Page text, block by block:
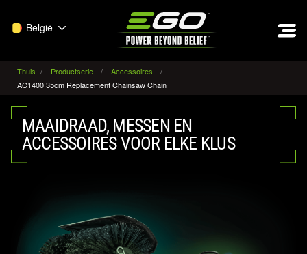
België
Thuis Productserie
Accessoires
AC1400 35cm Replacement Chainsaw Chain
MAAIDRAAD, MESSEN EN
ACCESSOIRES VOOR ELKE KLUS